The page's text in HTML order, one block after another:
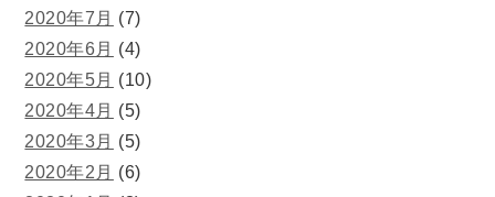
2020年7月 (7)
2020年6月 (4)
2020年5月 (10)
2020年4月 (5)
2020年3月 (5)
2020年2月 (6)